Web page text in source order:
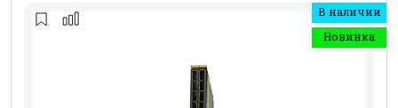
В наличии
Новинка